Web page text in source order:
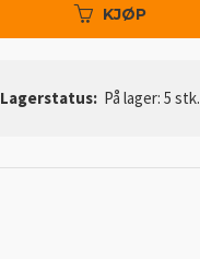
KJØP
Lagerstatus: På lager: 5 stk.